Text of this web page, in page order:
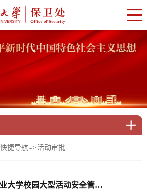
快捷导航-> 活动审批
西南林业大学校园大型活动安全管理规定